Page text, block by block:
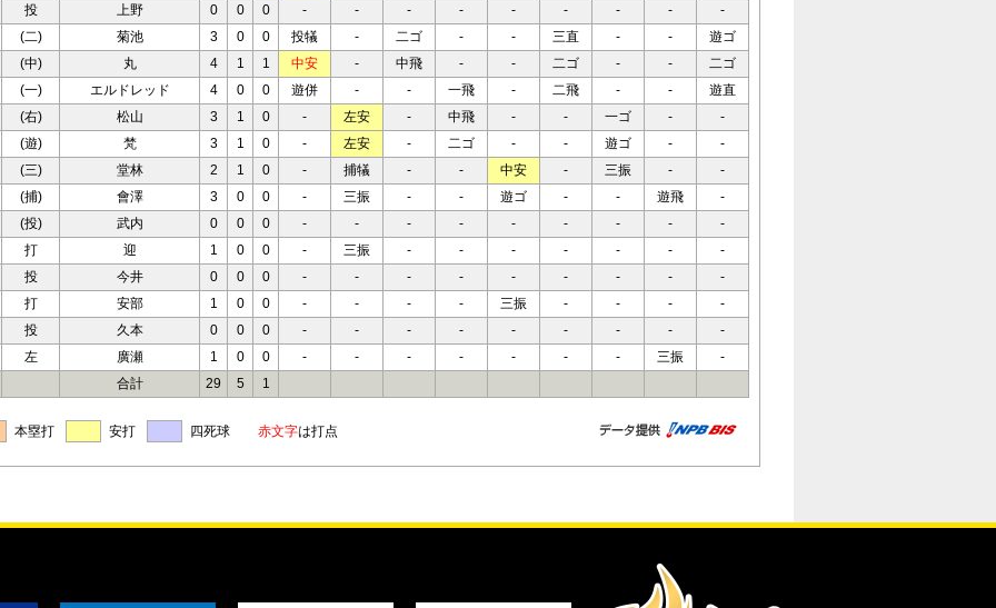
投
上野 0 0 0 - - - - - - - -
-
(二) 菊池 3 0 0 投犠 - 二ゴ - - 三直 - -
遊ゴ
(中) 丸 4 1 1 中安 - 中飛 - - 二ゴ - -
二ゴ
(一) エルドレッド 4 0 0 遊併 - - 一飛 - 二飛 - -
遊直
(右) 松山 3 1 0 - 左安 - 中飛 - - 一ゴ -
-
(遊) 梵 3 1 0 - 左安 - 二ゴ - - 遊ゴ -
-
(三) 堂林 2 1 0 - 捕犠 - - 中安 - 三振 -
-
(捕) 會澤 3 0 0 - 三振 - - 遊ゴ - - 遊飛
-
(投) 武内 0 0 0 - - - - - - - -
-
打
迎 1 0 0 - 三振 - - - - - -
-
投
今井 0 0 0 - - - - - - - -
-
打
安部 1 0 0 - - - - 三振 - - -
-
投
久本 0 0 0 - - - - - - - -
-
左
廣瀬 1 0 0 - - - - - - - 三振
-
合計
29 5 1
本塁打 安打 四死球 赤文字は打点